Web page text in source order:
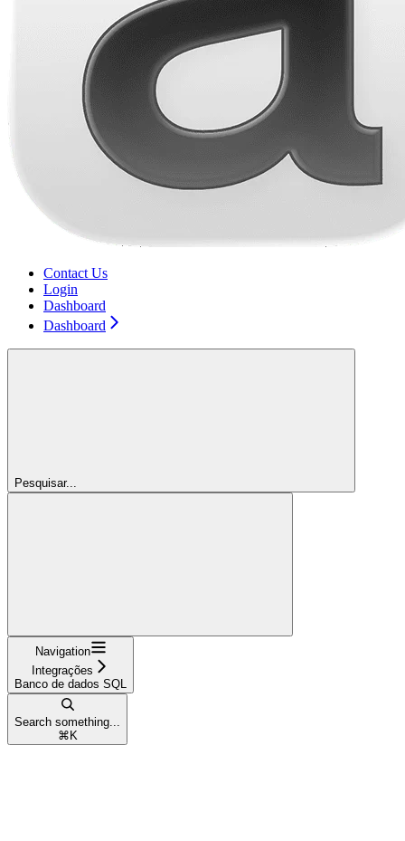
Contact Us
Login
Dashboard
Dashboard
Pesquisar...
Navigation
Integrações
Banco de dados SQL
Search something...
⌘ K